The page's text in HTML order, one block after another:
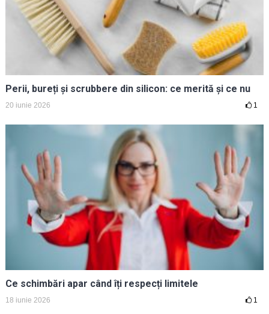
Perii, bureți și scrubbere din silicon: ce merită și ce nu
20 iunie 2026 1
Ce schimbări apar când îți respecți limitele
18 iunie 2026 1